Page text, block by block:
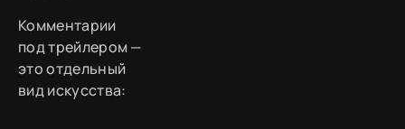
Комментарии
под трейлером —
это отдельный
вид искусства: